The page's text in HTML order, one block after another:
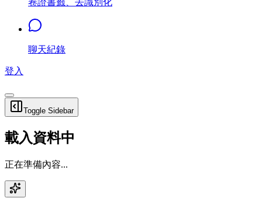
卷證書籤、去識別化
聊天紀錄
登入
Toggle Sidebar
載入資料中
正在準備內容...